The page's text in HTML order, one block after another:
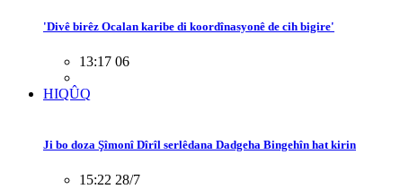
'Divê birêz Ocalan karibe di koordînasyonê de cih bigire'
13:17 06
HIQÛQ
Ji bo doza Şîmonî Dîrîl serlêdana Dadgeha Bingehîn hat kirin
15:22 28/7